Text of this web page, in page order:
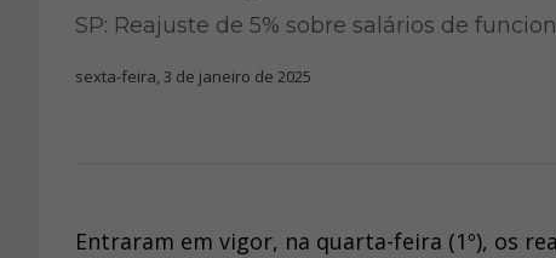
SP: Reajuste de 5% sobre salários de
sexta-feira, 3 de janeiro de 2025
Entraram em vigor, na quarta-feira (1º), os